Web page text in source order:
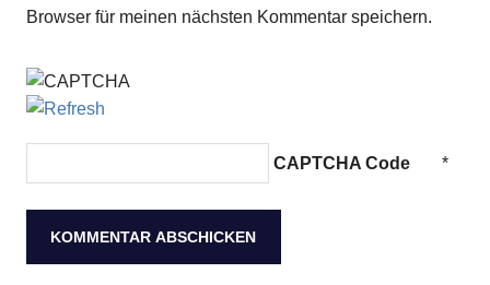
Browser für meinen nächsten Kommentar speichern.
CAPTCHA Code *